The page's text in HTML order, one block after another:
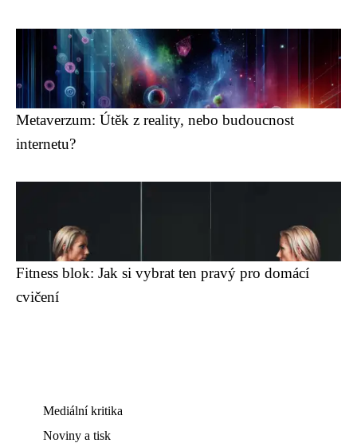
Metaverzum: Útěk z reality, nebo budoucnost
internetu?
Fitness blok: Jak si vybrat ten pravý pro domácí
cvičení
Mediální kritika
Noviny a tisk